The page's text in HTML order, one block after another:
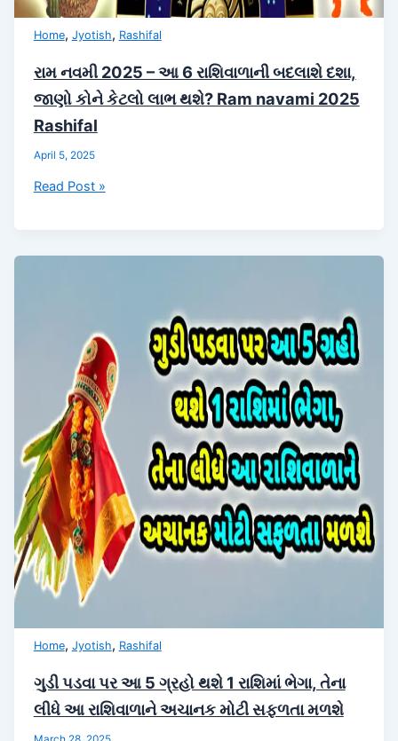
Home, Jyotish, Rashifal
રામ નવમી 2025 – આ 6 રાશિવાળાની બદલાશે દશા,
જાણો કોને કેટલો લાભ થશે? Ram navami 2025
Rashifal
April 5, 2025
રામ
કેટલો
લાભ
થશે?
Ram
navami
2025
Rashifal
Read Post »
Home, Jyotish, Rashifal
ગુડી પડવા પર આ 5 ગ્રહો થશે 1 રાશિમાં ભેગા, તેના
લીધે આ રાશિવાળાને અચાનક મોટી સફળતા મળશે